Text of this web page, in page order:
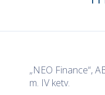
„NEO Finance“,
m. IV ketv.